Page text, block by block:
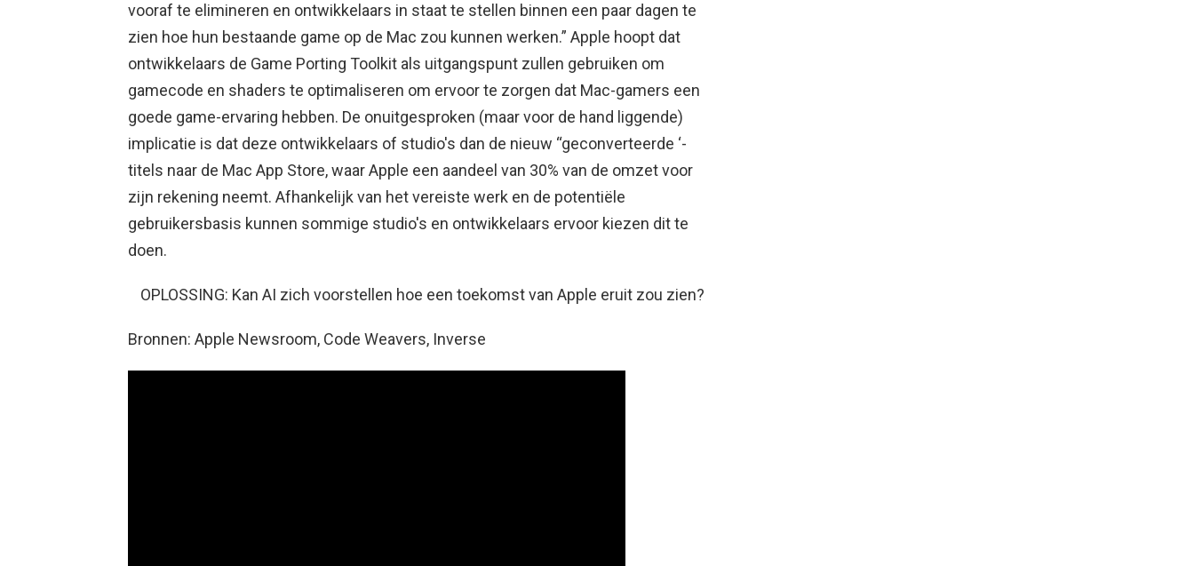
vooraf te elimineren en ontwikkelaars in staat te stellen binnen een paar dagen te
zien hoe hun bestaande game op de Mac zou kunnen werken.” Apple hoopt dat
ontwikkelaars de Game Porting Toolkit als uitgangspunt zullen gebruiken om
gamecode en shaders te optimaliseren om ervoor te zorgen dat Mac-gamers een
goede game-ervaring hebben. De onuitgesproken (maar voor de hand liggende)
implicatie is dat deze ontwikkelaars of studio's dan de nieuw “geconverteerde ‘-
titels naar de Mac App Store, waar Apple een aandeel van 30% van de omzet voor
zijn rekening neemt. Afhankelijk van het vereiste werk en de potentiële
gebruikersbasis kunnen sommige studio's en ontwikkelaars ervoor kiezen dit te
doen.
OPLOSSING: Kan AI zich voorstellen hoe een toekomst van Apple eruit zou zien?
Bronnen: Apple Newsroom, Code Weavers, Inverse